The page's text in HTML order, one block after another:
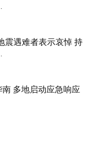
震遇难者表示哀悼 持
南 多地启动应急响应